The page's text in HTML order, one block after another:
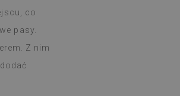
co
pasy.
Z nim
się zabrudzi